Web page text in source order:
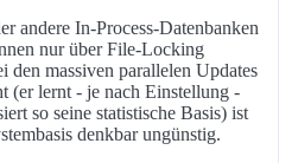
andere In-Process-Datenbanken
nur über File-Locking
den massiven parallelen Updates
(er lernt - je nach Einstellung -
so seine statistische Basis) ist
denkbar ungünstig.